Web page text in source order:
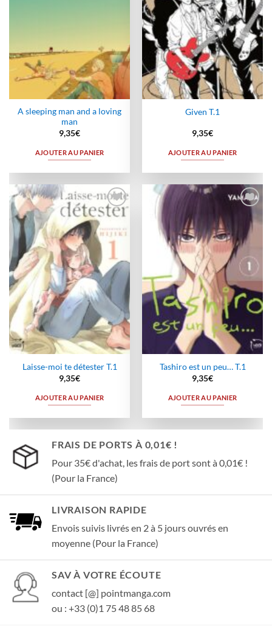
A sleeping man and a loving
man
9,35€
AJOUTER AU PANIER
Given T.1
9,35€
AJOUTER AU PANIER
Ajouter
wishlist
Laisse-moi te détester T.1
9,35€
AJOUTER AU PANIER
à la
wishlist
Tashiro est un peu… T.1
9,35€
AJOUTER AU PANIER
FRAIS DE PORTS À 0,01€ !
Pour 35€ d'achat, les frais de port sont à 0,01€ !
(Pour la France)
LIVRAISON RAPIDE
Envois suivis livrés en 2 à 5 jours ouvrés en
moyenne (Pour la France)
SAV À VOTRE ÉCOUTE
contact [@] pointmanga.com
ou : +33 (0)1 75 48 85 68